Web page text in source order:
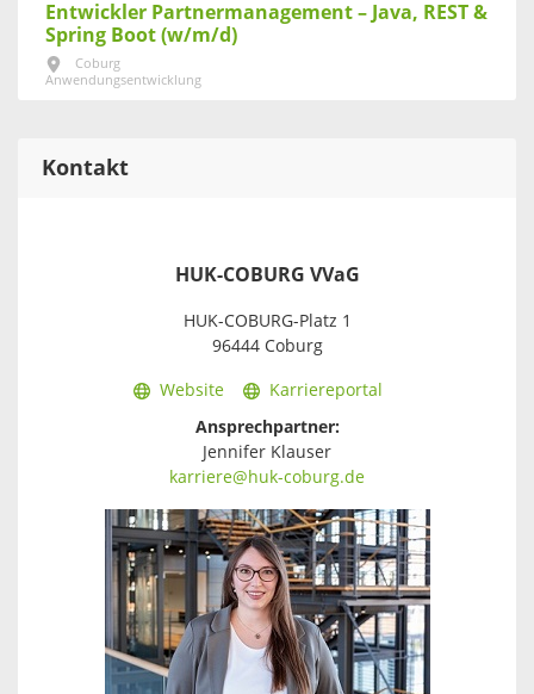
Entwickler Partnermanagement – Java, REST &
Spring Boot (w/m/d)
Coburg
Anwendungsentwicklung
Kontakt
HUK-COBURG VVaG
HUK-COBURG-Platz 1
96444 Coburg
Website
Karriereportal
Ansprechpartner:
Jennifer Klauser
karriere@huk-coburg.de